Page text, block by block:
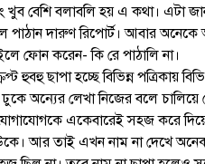
বেশি বলাবলি হয় এ কথা। এটা
দারুণ রিপোর্ট। আবার অনেকে
ফোন করেন- কি রে পাঠালি না।
ছাপা হচ্ছে বিভিন্ন পত্রিকায়
অন্যের লেখা নিজের বলে চালিয়ে
একেবারেই সহজ করে
আর তাই এখন নাম না দেখে